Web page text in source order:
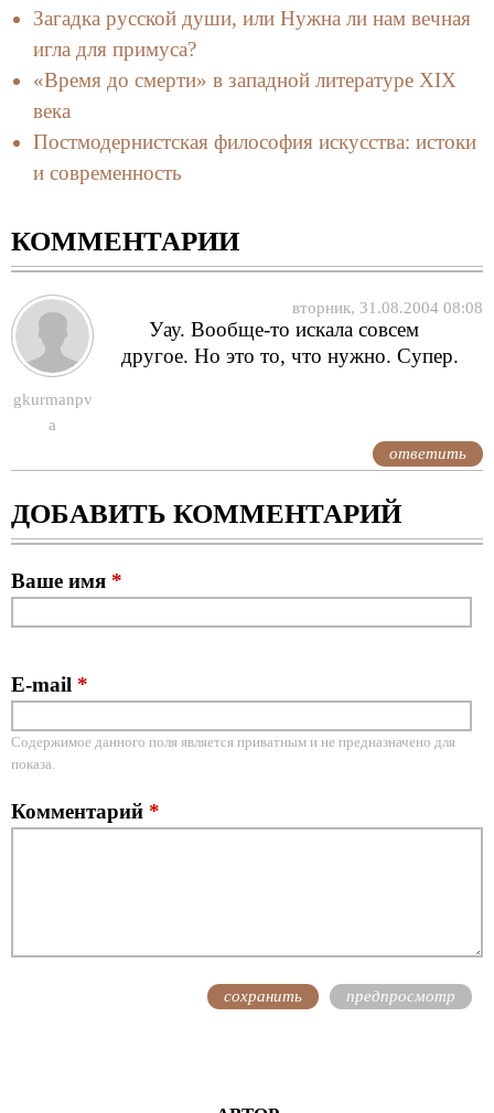
Загадка русской души, или Нужна ли нам вечная
игла для примуса?
«Время до смерти» в западной литературе XIX
века
Постмодернистская философия искусства: истоки
и современность
КОММЕНТАРИИ
gkurmanpv
a
вторник, 31.08.2004 08:08
Уау. Вообще-то искала совсем
другое. Но это то, что нужно. Супер.
ответить
ДОБАВИТЬ КОММЕНТАРИЙ
Ваше имя *
E-mail *
Содержимое данного поля является приватным и не предназначено для
показа.
Комментарий *